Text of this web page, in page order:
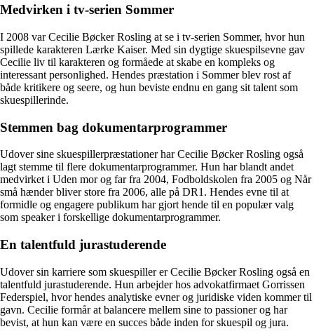
Medvirken i tv-serien Sommer
I 2008 var Cecilie Bøcker Rosling at se i tv-serien Sommer, hvor hun
spillede karakteren Lærke Kaiser. Med sin dygtige skuespilsevne gav
Cecilie liv til karakteren og formåede at skabe en kompleks og
interessant personlighed. Hendes præstation i Sommer blev rost af
både kritikere og seere, og hun beviste endnu en gang sit talent som
skuespillerinde.
Stemmen bag dokumentarprogrammer
Udover sine skuespillerpræstationer har Cecilie Bøcker Rosling også
lagt stemme til flere dokumentarprogrammer. Hun har blandt andet
medvirket i Uden mor og far fra 2004, Fodboldskolen fra 2005 og Når
små hænder bliver store fra 2006, alle på DR1. Hendes evne til at
formidle og engagere publikum har gjort hende til en populær valg
som speaker i forskellige dokumentarprogrammer.
En talentfuld jurastuderende
Udover sin karriere som skuespiller er Cecilie Bøcker Rosling også en
talentfuld jurastuderende. Hun arbejder hos advokatfirmaet Gorrissen
Federspiel, hvor hendes analytiske evner og juridiske viden kommer til
gavn. Cecilie formår at balancere mellem sine to passioner og har
bevist, at hun kan være en succes både inden for skuespil og jura.